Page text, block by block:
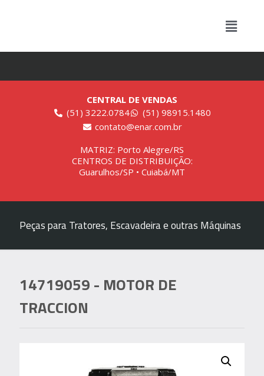
CENTRAL DE VENDAS
(51) 3222.0784
(51) 98915.1480
contato@enar.com.br
MATRIZ: Porto Alegre/RS
CENTROS DE DISTRIBUIÇÃO:
Guarulhos/SP • Cuiabá/MT
Peças para Tratores, Escavadeira e outras Máquinas
14719059 - MOTOR DE
TRACCION